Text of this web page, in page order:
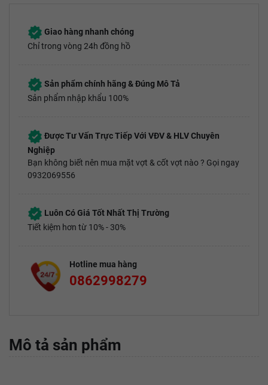
Giao hàng nhanh chóng
Chỉ trong vòng 24h đồng hồ
Sản phẩm chính hãng & Đúng Mô Tả
Sản phẩm nhập khẩu 100%
Được Tư Vấn Trực Tiếp Với VĐV & HLV Chuyên
Nghiệp
Bạn không biết nên mua mặt vợt & cốt vợt nào ? Gọi ngay
0932069556
Luôn Có Giá Tốt Nhất Thị Trường
Tiết kiệm hơn từ 10% - 30%
Hotline mua hàng
0862998279
Mô tả sản phẩm